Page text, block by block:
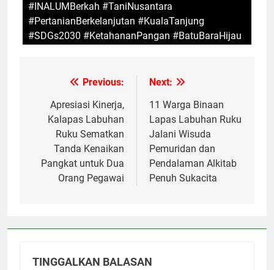
#INALUMBerkah #TaniNusantara
#PertanianBerkelanjutan #KualaTanjung
#SDGs2030 #KetahananPangan #BatuBaraHijau
Navigasi
pos
Previous:
Apresiasi Kinerja,
Kalapas Labuhan
Ruku Sematkan
Tanda Kenaikan
Pangkat untuk Dua
Orang Pegawai
Next:
11 Warga Binaan
Lapas Labuhan Ruku
Jalani Wisuda
Pemuridan dan
Pendalaman Alkitab
Penuh Sukacita
TINGGALKAN BALASAN